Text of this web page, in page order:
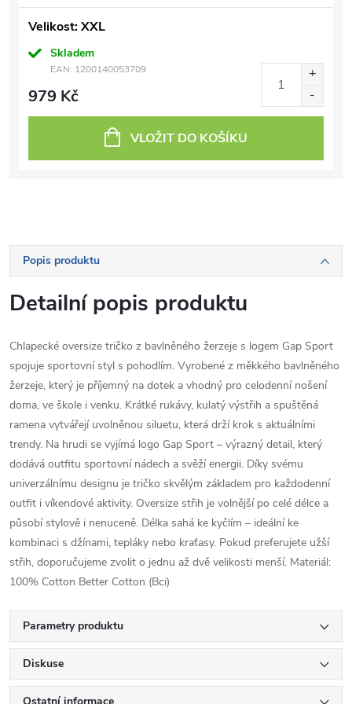
Velikost: XXL
Skladem
EAN: 1200140053709
979 Kč
VLOŽIT DO KOŠÍKU
Popis produktu
Detailní popis produktu
Chlapecké oversize tričko z bavlněného žerzeje s logem Gap Sport
spojuje sportovní styl s pohodlím. Vyrobené z měkkého bavlněného
žerzeje, který je příjemný na dotek a vhodný pro celodenní nošení
doma, ve škole i venku. Krátké rukávy, kulatý výstřih a spuštěná
ramena vytvářejí uvolněnou siluetu, která drží krok s aktuálními
trendy. Na hrudi se vyjímá logo Gap Sport – výrazný detail, který
dodává outfitu sportovní nádech a svěží energii. Díky svému
univerzálnímu designu je tričko skvělým základem pro každodenní
outfit i víkendové aktivity. Oversize střih je volnější po celé délce a
působí stylově i nenuceně. Délka sahá ke kyčlím – ideální ke
kombinaci s džínami, tepláky nebo kraťasy. Pokud preferujete užší
střih, doporučujeme zvolit o jednu až dvě velikosti menší. Materiál:
100% Cotton Better Cotton (Bci)
Parametry produktu
Diskuse